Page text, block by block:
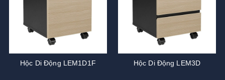
Hộc Di Động LEM1D1F Hộc Di Động LEM3D